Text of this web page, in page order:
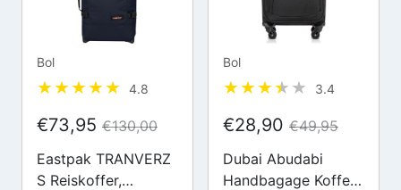
Bol
4.8
€73,95 €130,00
Eastpak TRANVERZ
S Reiskoffer,
Bol
3.4
€28,90 €49,95
Dubai Abudabi
Handbagage Koffer